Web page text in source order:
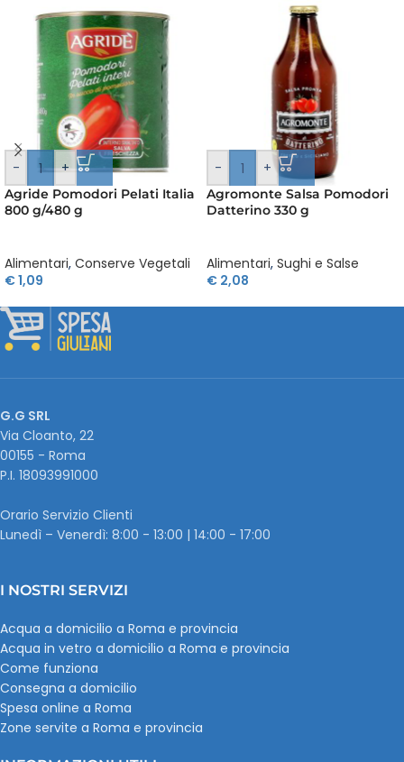
- +
Agride Pomodori Pelati Italia
800 g/480 g
Alimentari, Conserve Vegetali
€1,09
- +
Agromonte Salsa Pomodori
Datterino 330 g
Alimentari, Sughi e Salse
€ 2,08
G.G SRL
Via Cloanto, 22
00155 - Roma
P.I. ‭18093991000
Orario Servizio Clienti
Lunedì – Venerdì: 8:00 - 13:00 | 14:00 - 17:00
I NOSTRI SERVIZI
Acqua a domicilio a Roma e provincia
Acqua in vetro a domicilio a Roma e provincia
Come funziona
Consegna a domicilio
Spesa online a Roma
Zone servite a Roma e provincia